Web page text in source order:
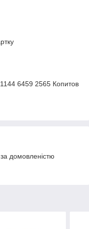
6459 2565 Копитов
домовленістю